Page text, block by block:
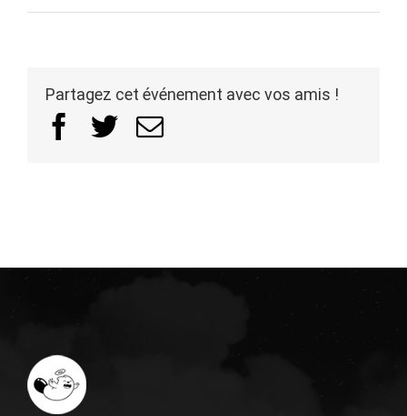
Partagez cet événement avec vos amis !
Facebook
TwitterEmail